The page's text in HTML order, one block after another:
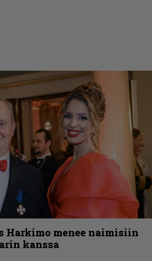
Harkimo menee naimisiin
kanssa